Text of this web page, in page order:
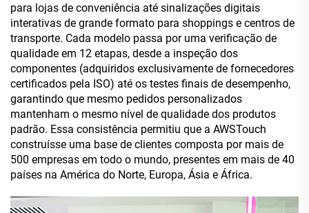
para lojas de conveniência até sinalizações digitais
interativas de grande formato para shoppings e centros de
transporte. Cada modelo passa por uma verificação de
qualidade em 12 etapas, desde a inspeção dos
componentes (adquiridos exclusivamente de fornecedores
certificados pela ISO) até os testes finais de desempenho,
garantindo que mesmo pedidos personalizados
mantenham o mesmo nível de qualidade dos produtos
padrão. Essa consistência permitiu que a AWSTouch
construísse uma base de clientes composta por mais de
500 empresas em todo o mundo, presentes em mais de 40
países na América do Norte, Europa, Ásia e África.